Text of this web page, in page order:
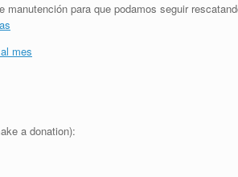
para que podamos seguir
mes
a donation):